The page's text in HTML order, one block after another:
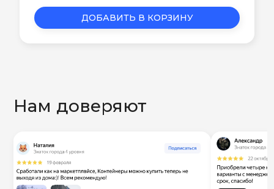
ДОБАВИТЬ В КОРЗИНУ
Нам доверяют